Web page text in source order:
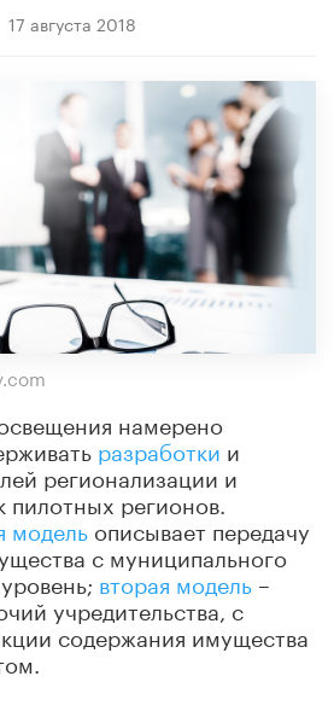
17 августа 2018
намерено
разработки и
регионализации и
регионов.
модель описывает передачу
с муниципального
вторая модель –
учредительства, с
содержания имущества